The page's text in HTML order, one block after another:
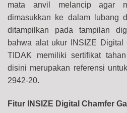
mata anvil melancip agar
dimasukkan ke dalam lubang
ditampilkan pada tampilan
bahwa alat ukur INSIZE
TIDAK memiliki sertifikat
disini merupakan referensi
2942-20.
Fitur INSIZE Digital Chamfer